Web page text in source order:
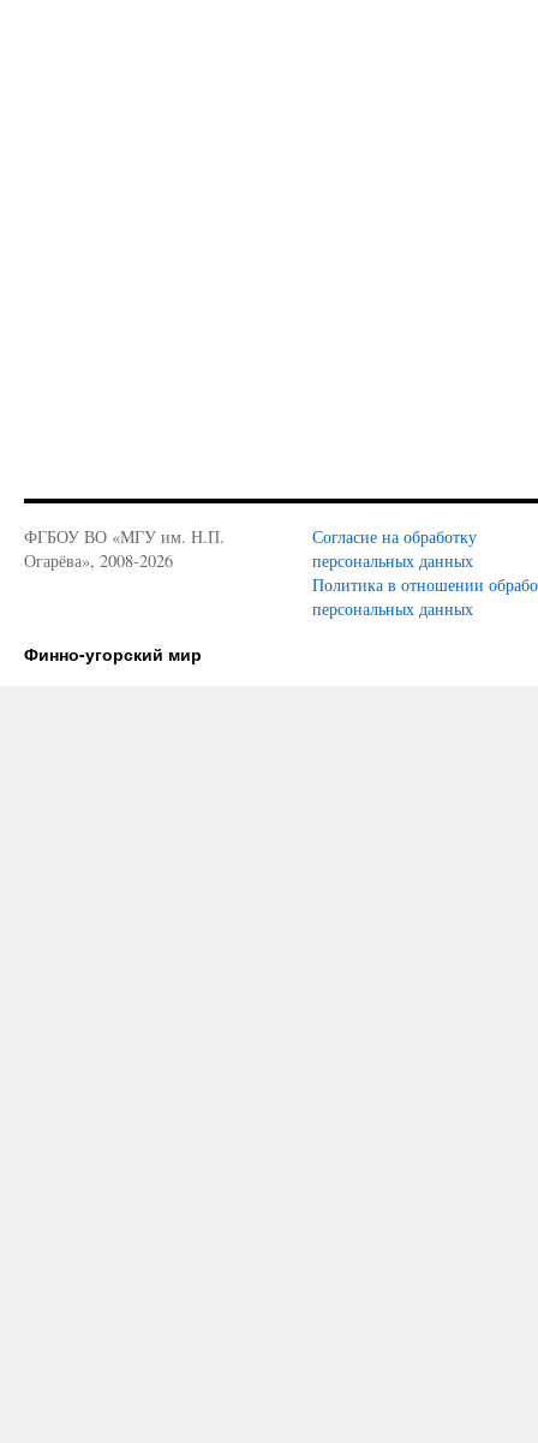
ФГБОУ ВО «МГУ им. Н.П.
Огарёва», 2008-2026
Согласие на обработку
персональных данных
Политика в отношении
персональных данных
Финно-угорский мир